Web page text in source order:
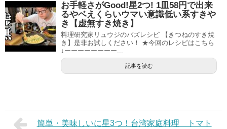
お手軽さがGood!星2つ! 1皿58円で出来
るやベえくらいウマい意識低い系すきや
き【虚無すき焼き】
料理研究家リュウジのバズレシピ 【きつねのすき焼
き】是非お試しください！ ★今回のレシピはこちら
↓ーーーーーーーー...
記事を読む
簡単・美味しいに星3つ！台湾家庭料理 トマト